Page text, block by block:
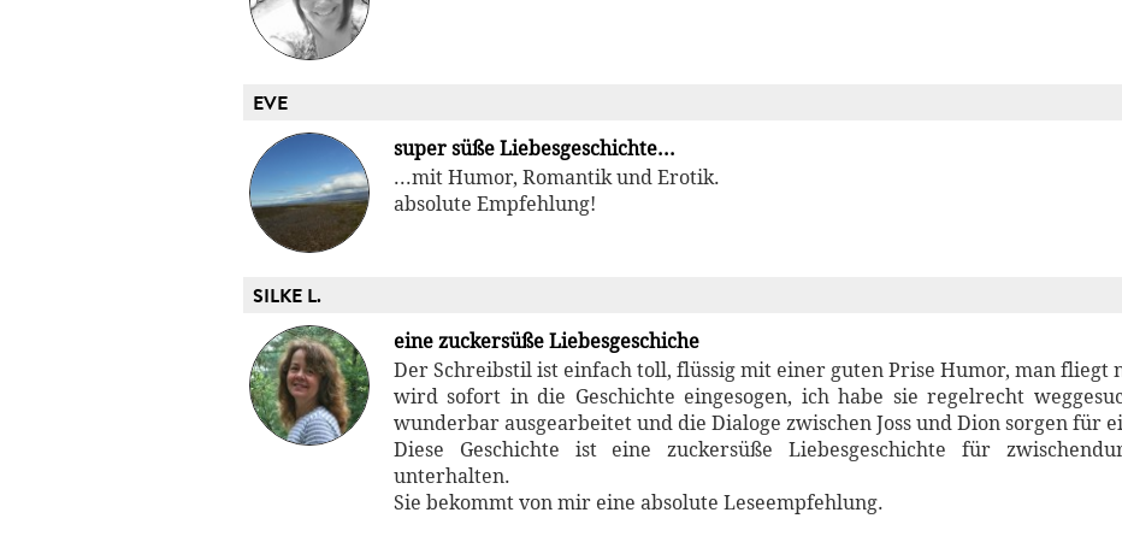
EVE
super süße Liebesgeschichte...
...mit Humor, Romantik und Erotik.
absolute Empfehlung!
SILKE L.
eine zuckersüße Liebesgeschiche
Der Schreibstil ist einfach toll, flüssig mit einer guten Prise Humor, man fliegt
wird sofort in die Geschichte eingesogen, ich habe sie regelrecht
wunderbar ausgearbeitet und die Dialoge zwischen Joss und Dion sorgen für
Diese Geschichte ist eine zuckersüße Liebesgeschichte für
unterhalten.
Sie bekommt von mir eine absolute Leseempfehlung.